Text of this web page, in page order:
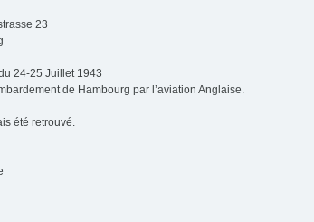
23
24-25 Juillet 1943
de Hambourg par l’aviation Anglaise.
été retrouvé.